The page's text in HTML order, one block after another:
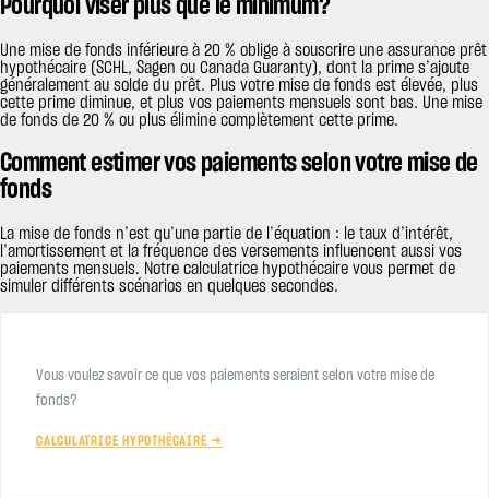
Pourquoi viser plus que le minimum?
Une mise de fonds inférieure à 20 % oblige à souscrire une assurance prêt
hypothécaire (SCHL, Sagen ou Canada Guaranty), dont la prime s’ajoute
généralement au solde du prêt. Plus votre mise de fonds est élevée, plus
cette prime diminue, et plus vos paiements mensuels sont bas. Une mise
de fonds de 20 % ou plus élimine complètement cette prime.
Comment estimer vos paiements selon votre mise de
fonds
La mise de fonds n’est qu’une partie de l’équation : le taux d’intérêt,
l’amortissement et la fréquence des versements influencent aussi vos
paiements mensuels. Notre calculatrice hypothécaire vous permet de
simuler différents scénarios en quelques secondes.
Vous voulez savoir ce que vos paiements seraient selon votre mise de
fonds?
CALCULATRICE HYPOTHÉCAIRE →